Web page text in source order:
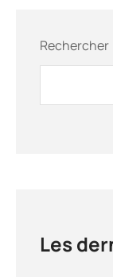
Rechercher
Les